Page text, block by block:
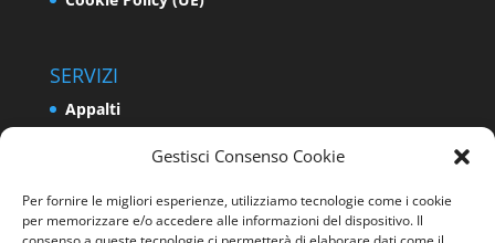
Gestisci Consenso Cookie
Per fornire le migliori esperienze, utilizziamo tecnologie come i cookie
per memorizzare e/o accedere alle informazioni del dispositivo. Il
SERVIZI
Appalti
Impresa